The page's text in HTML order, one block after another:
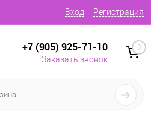
Вход Регистрация
+7 (905) 925-71-10
Заказать звонок
0